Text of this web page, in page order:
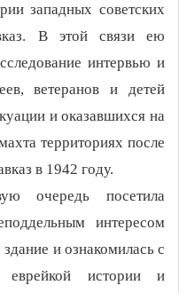
западных советских
В этой связи ею
интервью и
ветеранов и детей
и оказавшихся на
территориях после
в 1942 году.
очередь посетила
интересом
и ознакомилась с
еврейкой истории и